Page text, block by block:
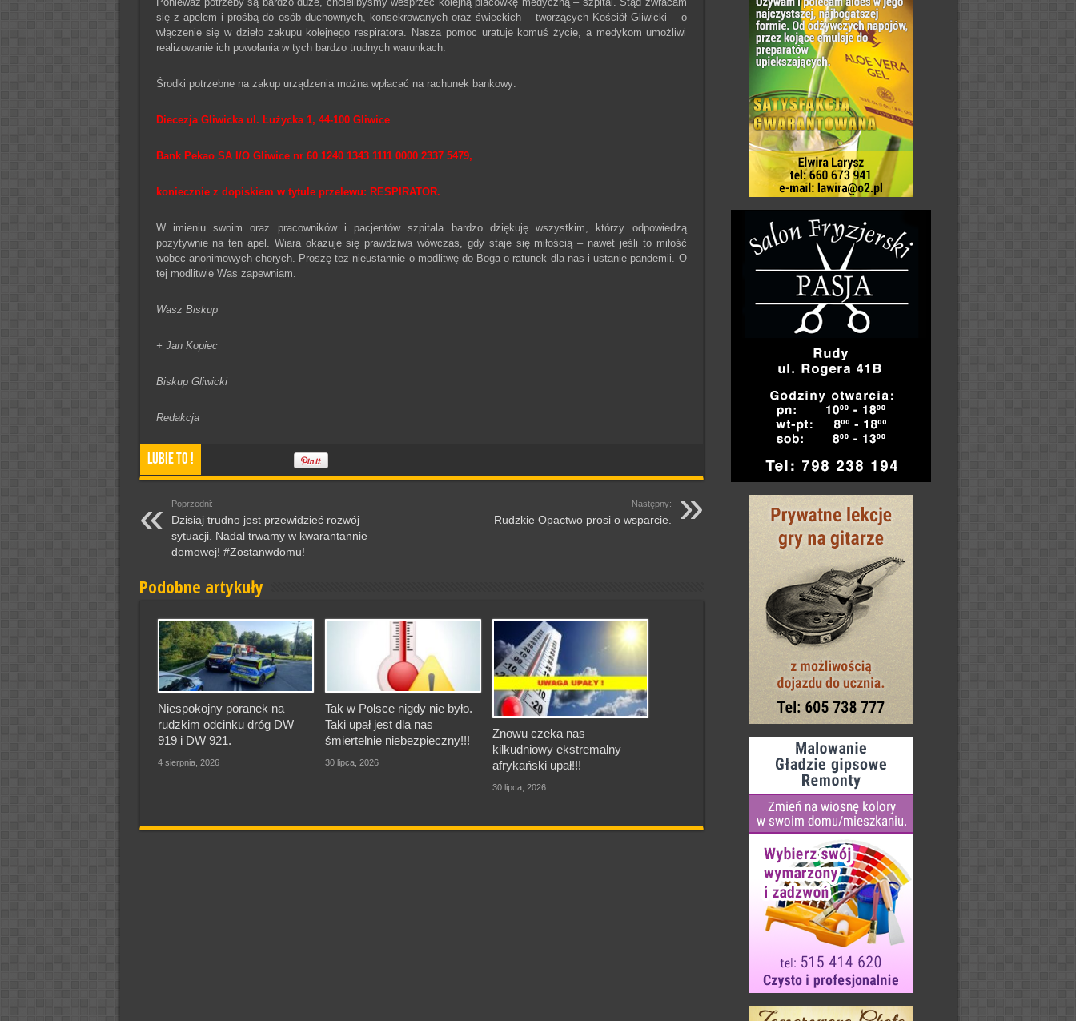
się z apelem i prośbą do osób duchownych, konsekrowanych oraz świeckich – tworzących Kościół Gliwicki – o
włączenie się w dzieło zakupu kolejnego respiratora. Nasza pomoc uratuje komuś życie, a medykom umożliwi
realizowanie ich powołania w tych bardzo trudnych warunkach.
Środki potrzebne na zakup urządzenia można wpłacać na rachunek bankowy:
Diecezja Gliwicka ul. Łużycka 1, 44-100 Gliwice
Bank Pekao SA I/O Gliwice nr 60 1240 1343 1111 0000 2337 5479,
koniecznie z dopiskiem w tytule przelewu: RESPIRATOR.
W imieniu swoim oraz pracowników i pacjentów szpitala bardzo dziękuję wszystkim, którzy odpowiedzą
pozytywnie na ten apel. Wiara okazuje się prawdziwa wówczas, gdy staje się miłością – nawet jeśli to miłość
wobec anonimowych chorych. Proszę też nieustannie o modlitwę do Boga o ratunek dla nas i ustanie pandemii. O
tej modlitwie Was zapewniam.
Wasz Biskup
+ Jan Kopiec
Biskup Gliwicki
Redakcja
Lubie To !
Poprzedni:
Dzisiaj trudno jest przewidzieć rozwój
sytuacji. Nadal trwamy w kwarantannie
domowej! #Zostanwdomu!
Następny:
Rudzkie Opactwo prosi o wsparcie.
Podobne artykuły
Niespokojny poranek na
rudzkim odcinku dróg DW
919 i DW 921.
4 sierpnia, 2026
Tak w Polsce nigdy nie było.
Taki upał jest dla nas
śmiertelnie niebezpieczny!!!
30 lipca, 2026
Znowu czeka nas
kilkudniowy ekstremalny
afrykański upał!!!
30 lipca, 2026